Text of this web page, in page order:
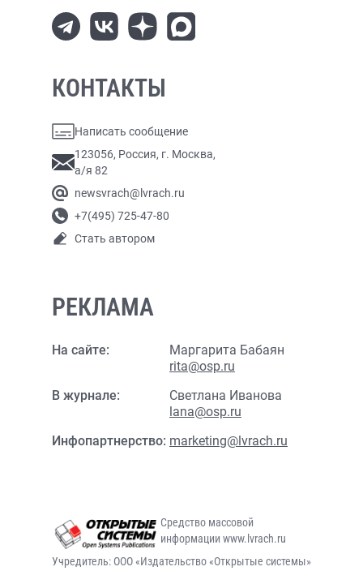
КОНТАКТЫ
Написать сообщение
123056, Россия, г. Москва,
а/я 82
newsvrach@lvrach.ru
+7(495) 725-47-80
Стать автором
РЕКЛАМА
На сайте:
Маргарита Бабаян
rita@osp.ru
В журнале:
Светлана Иванова
lana@osp.ru
Инфопартнерство: marketing@lvrach.ru
Средство массовой
информации www.lvrach.ru
Учредитель: ООО «Издательство «Открытые системы»